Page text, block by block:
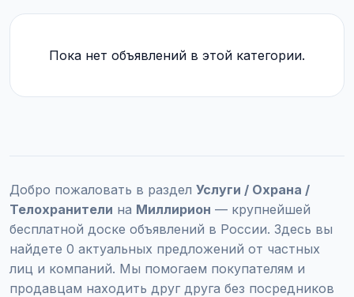
Пока нет объявлений в этой категории.
Добро пожаловать в раздел Услуги / Охрана /
Телохранители на Миллирион — крупнейшей
бесплатной доске объявлений в России. Здесь вы
найдете 0 актуальных предложений от частных
лиц и компаний. Мы помогаем покупателям и
продавцам находить друг друга без посредников